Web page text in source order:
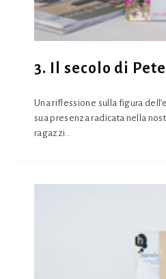
3. Il secolo di
Una riflessione sulla figura
sua presenza radicata nella
ragazzi..